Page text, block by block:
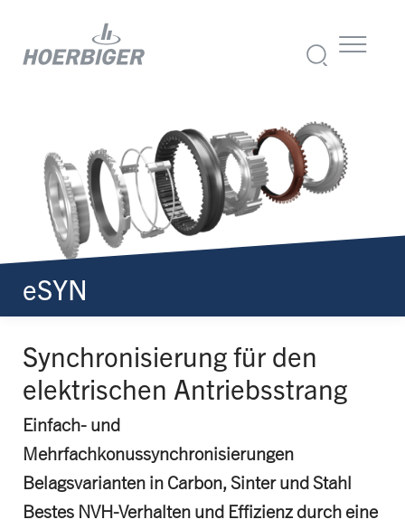
eSYN
Synchronisierung für den
elektrischen Antriebsstrang
Einfach- und
Mehrfachkonussynchronisierungen
Belagsvarianten in Carbon, Sinter und Stahl
Bestes NVH-Verhalten und Effizienz durch eine